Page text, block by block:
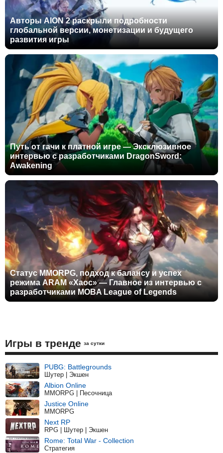
Авторы AION 2 раскрыли подробности
глобальной версии, монетизации и будущего
развития игры
Путь от гачи к платной игре — Эксклюзивное
интервью с разработчиками DragonSword:
Awakening
Статус MMORPG, подход к балансу и успех
режима ARAM «Хаос» — Главное из интервью с
разработчиками MOBA League of Legends
Игры в тренде за сутки
PUBG: Battlegrounds
Шутер | Экшен
Albion Online
MMORPG | Песочница
Justice Online
MMORPG
Next RP
RPG | Шутер | Экшен
Rome: Total War - Collection
Стратегия